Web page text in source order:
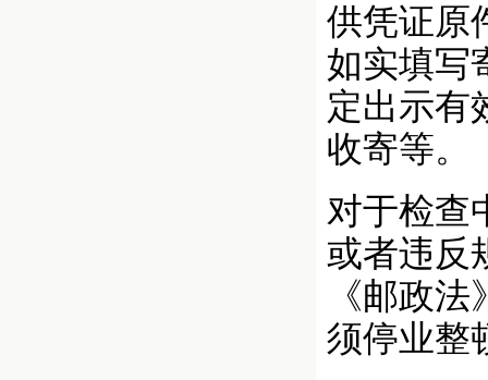
供凭证原
如实填写
定出示有
收寄等。
对于检查
或者违反
《邮政
须停业整